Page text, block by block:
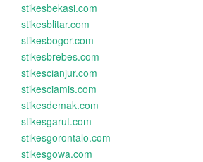
stikesbekasi.com
stikesblitar.com
stikesbogor.com
stikesbrebes.com
stikescianjur.com
stikesciamis.com
stikesdemak.com
stikesgarut.com
stikesgorontalo.com
stikesgowa.com